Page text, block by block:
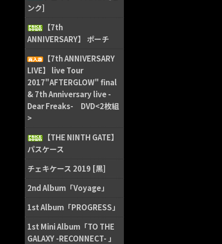
ンク]
【7th
ANNIVERSARY】 ポーチ
【7th ANNIVERSARY
LIVE】 live Tour
2017"AFTERGLOW" final
& 7th Anniversary live -
Dear Freaks- DVD<2枚組
>
【THE NINTH GATE】
パスケース
チェキケース 2019 [黒]
2nd Album「Voyage」
1st Album「PROGRESS」
1st Mini Album「TO THE
GALAXY -RECONNECT- 」